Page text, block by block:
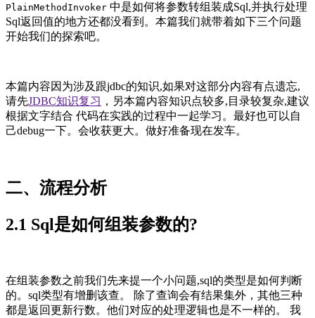
PlainMethodInvoker 中是如何将参数转组装成Sql,并执行处理
Sql返回值的地方还都没看到。本篇我们就带着如下三个问题
开始我们的探索吧。
本篇内容因为涉及跟jdbc的知识,如果对这部分内容有点遗忘,
请先JDBC知识复习 ，另本篇内容知识点较多,目录较复杂,建议
根据文字结合 代码在实践的过程中一起学习。最好也可以自
己debug一下。会收获更大。做好准备现在发车。
二、流程分析
2.1 Sql是如何组装参数的?
在组装参数之前我们先来提一个小问题,sql的类型是如何判断
的。sql类型有增删该查。 除了查询会有结果集外，其他三种
都是返回更新行数。他们对应的处理逻辑也是不一样的。 我